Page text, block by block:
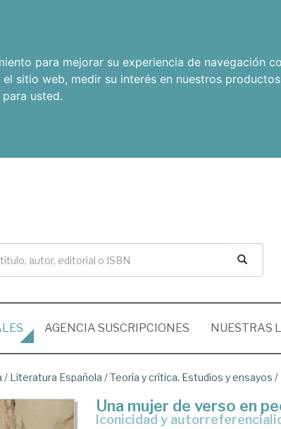
para mejorar su experiencia de navegación
el sitio web, medir su interés en nuestros
usted.
AGENCIA SUSCRIPCIONES NUESTRAS
/ Literatura Española /Teoría y crítica. Estudios y ensayos /
Una mujer de verso en
Iconicidad y